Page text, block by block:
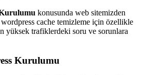
konusunda web sitemizden
cache temizleme için özellikle
yüksek trafiklerdeki soru ve sorunlara
Kurulumu